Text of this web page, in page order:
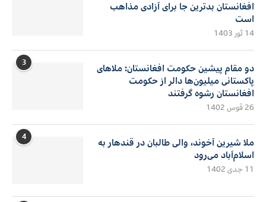
افغانستان بدترین جا برای آزادی مذاهب
است
14 ثور 1403
3
دو مقام پیشین حکومت افغانستان: ملاهای
پاکستانی میلیون‌ها دالر از حکومت
افغانستان رشوه گرفتند
26 قوس 1402
4
ملا شیرین آخوند، والی طالبان در قندهار به
اسلام‌آباد می‌رود
11 جدی 1402